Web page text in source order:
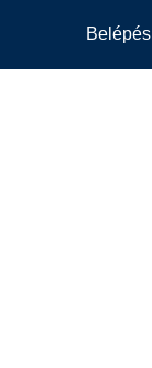
Belépés